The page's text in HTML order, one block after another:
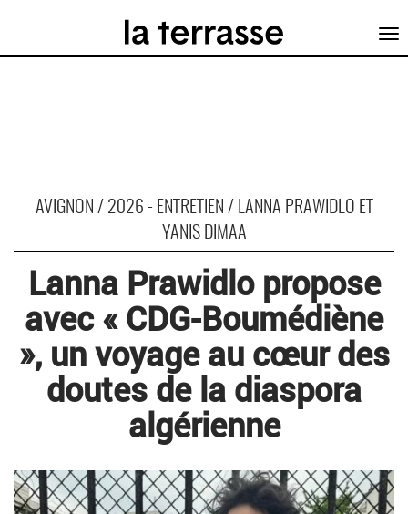
AVIGNON / 2026 - ENTRETIEN / LANNA PRAWIDLO ET
YANIS DIMAA
Lanna Prawidlo propose
avec « CDG-Boumédiène
», un voyage au cœur des
doutes de la diaspora
algérienne